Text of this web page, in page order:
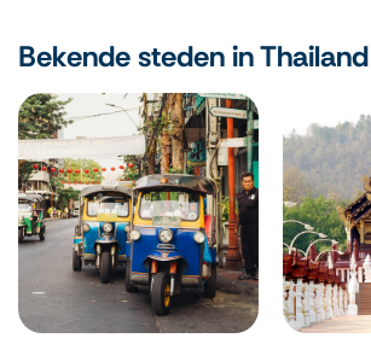
Bekende steden in Thailand